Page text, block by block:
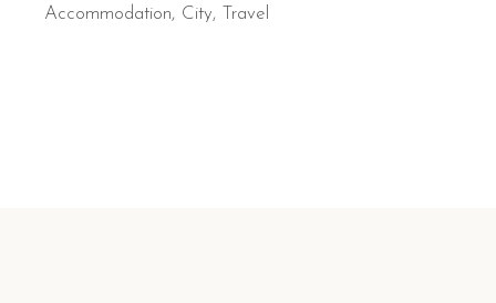
Accommodation City Travel